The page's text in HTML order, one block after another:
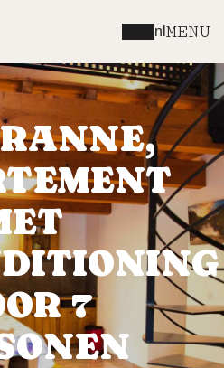
nl MENU
7